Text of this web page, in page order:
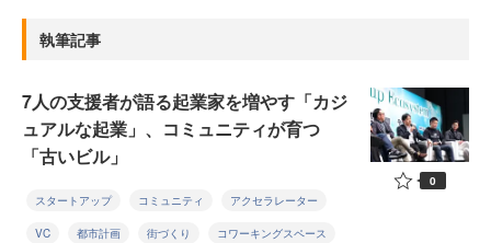
執筆記事
7人の支援者が語る起業家を増やす「カジ
ュアルな起業」、コミュニティが育つ
「古いビル」
スタートアップ コミュニティ アクセラレーター
VC 都市計画 街づくり コワーキングスペース
0